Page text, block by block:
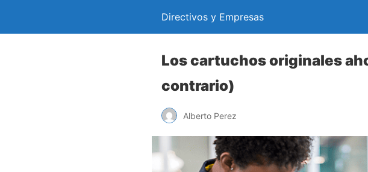
Directivos y Empresas
Los cartuchos originales
contrario)
Alberto Perez